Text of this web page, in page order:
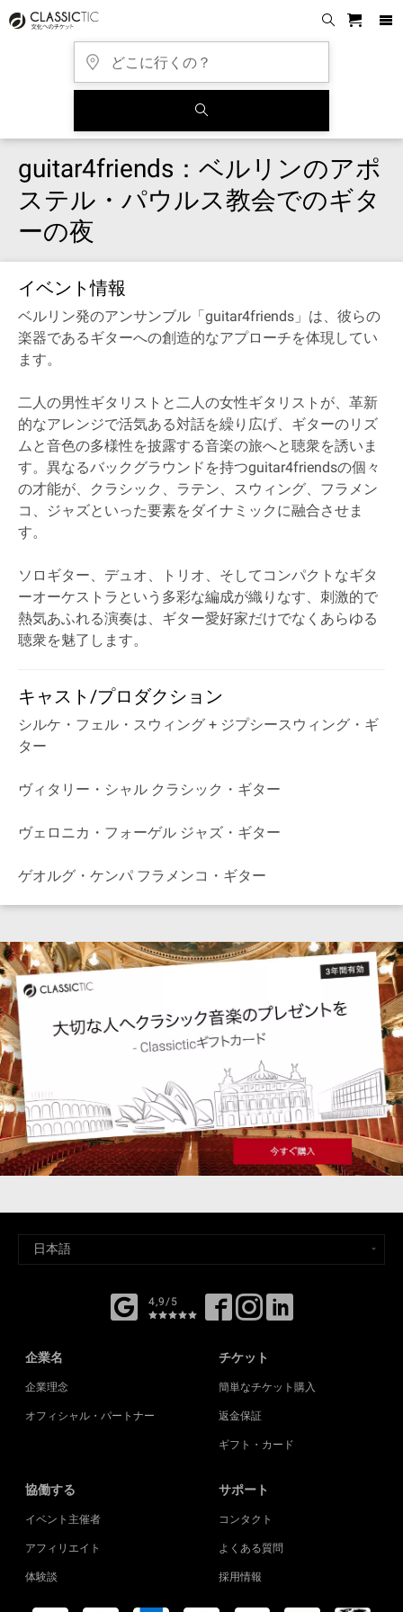
guitar4friends：ベルリンのアポ
ステル・パウルス教会でのギタ
ーの夜
イベント情報
ベルリン発のアンサンブル「guitar4friends」は、彼らの
楽器であるギターへの創造的なアプローチを体現してい
ます。
二人の男性ギタリストと二人の女性ギタリストが、革新
的なアレンジで活気ある対話を繰り広げ、ギターのリズ
ムと音色の多様性を披露する音楽の旅へと聴衆を誘いま
す。異なるバックグラウンドを持つguitar4friendsの個々
の才能が、クラシック、ラテン、スウィング、フラメン
コ、ジャズといった要素をダイナミックに融合させま
す。
ソロギター、デュオ、トリオ、そしてコンパクトなギタ
ーオーケストラという多彩な編成が織りなす、刺激的で
熱気あふれる演奏は、ギター愛好家だけでなくあらゆる
聴衆を魅了します。
キャスト/プロダクション
シルケ・フェル・スウィング + ジプシースウィング・ギ
ター
ヴィタリー・シャル クラシック・ギター
ヴェロニカ・フォーゲル ジャズ・ギター
ゲオルグ・ケンパ フラメンコ・ギター
4,9/5
企業名
企業理念
オフィシャル・パートナー
チケット
簡単なチケット購入
返金保証
ギフト・カード
協働する
イベント主催者
アフィリエイト
体験談
サポート
コンタクト
よくある質問
採用情報